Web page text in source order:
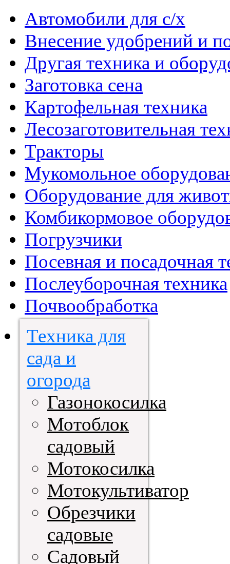
Автомобили для с/х
Внесение удобрений и
Другая техника и
Заготовка сена
Картофельная техника
Лесозаготовительная
Тракторы
Мукомольное
Оборудование для
Комбикормовое
Погрузчики
Посевная и посадочная
Послеуборочная техника
Почвообработка
Техника для
сада и
огорода
Газонокосилка
Мотоблок
садовый
Мотокосилка
Мотокультиватор
Обрезчики
садовые
Садовый